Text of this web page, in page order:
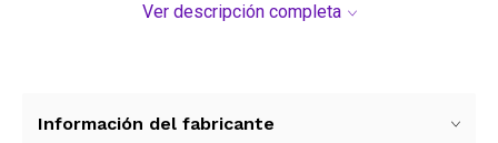
contenido, ahorrando tiempo al organizar su
- Capacidad: 70 ml 2.3 onzas por recipiente
Ver descripción completa
Información del fabricante